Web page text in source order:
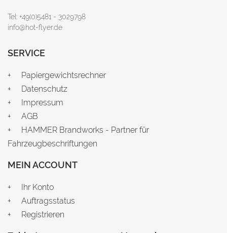
Tel: +49(0)5481 - 3029798
info@hot-flyer.de
SERVICE
Papiergewichtsrechner
Datenschutz
Impressum
AGB
HAMMER Brandworks - Partner für
Fahrzeugbeschriftungen
MEIN ACCOUNT
Ihr Konto
Auftragsstatus
Registrieren